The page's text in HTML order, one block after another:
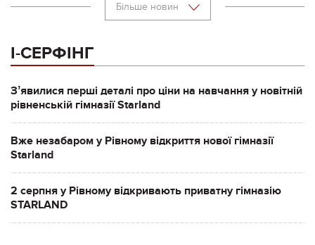
Більше новин
І-СЕРФІНГ
Зʼявилися перші деталі про ціни на навчання у новітній
рівненській гімназії Starland
Вже незабаром у Рівному відкриття нової гімназії
Starland
2 серпня у Рівному відкривають приватну гімназію
STARLAND